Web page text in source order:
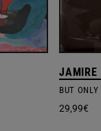
JAMIRE
29,99€